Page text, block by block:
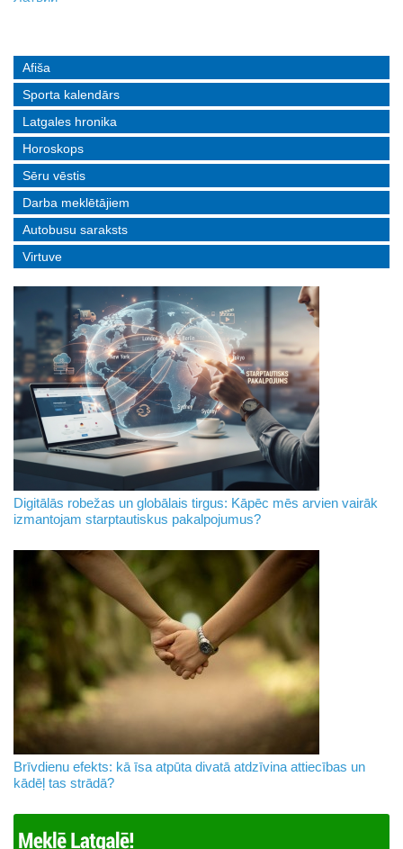
Afiša
Sporta kalendārs
Latgales hronika
Horoskops
Sēru vēstis
Darba meklētājiem
Autobusu saraksts
Virtuve
Digitālās robežas un globālais tirgus: Kāpēc mēs arvien vairāk
izmantojam starptautiskus pakalpojumus?
Brīvdienu efekts: kā īsa atpūta divatā atdzīvina attiecības un
kādēļ tas strādā?